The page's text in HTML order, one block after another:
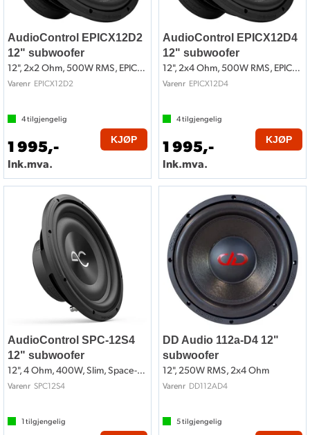
AudioControl EPICX12D2
12" subwoofer
12", 2x2 Ohm, 500W RMS, EPICX-Serien
Varenr EPICX12D2
4tilgjengelig
1 995,-
Ink.mva.
KJØP
AudioControl EPICX12D4
12" subwoofer
12", 2x4 Ohm, 500W RMS, EPICX-Serien
Varenr EPICX12D4
4tilgjengelig
1 995,-
Ink.mva.
KJØP
AudioControl SPC-12S4
12" subwoofer
12", 4 Ohm, 400W, Slim, Space-Serien
Varenr SPC12S4
1 tilgjengelig
DD Audio 112a-D4 12"
subwoofer
12", 250W RMS, 2x4 Ohm
Varenr DD112AD4
5tilgjengelig